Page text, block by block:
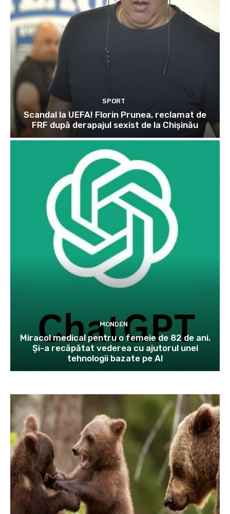
SPORT
Scandal la UEFA! Florin Prunea, reclamat de
FRF după derapajul sexist de la Chișinău
MONDEN
Miracol medical pentru o femeie de 82 de ani.
Și-a recăpătat vederea cu ajutorul unei
tehnologii bazate pe AI